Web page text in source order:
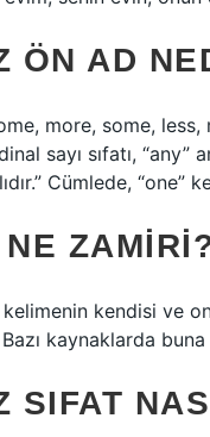
ÖN AD
more, some,
sayı sıfatı, “any”
Cümlede, “one”
kendisi ve
kaynaklarda
SIFAT